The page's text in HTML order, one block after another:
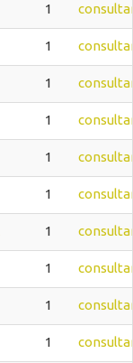
1
1
1
1
1
1
1
1
1
1